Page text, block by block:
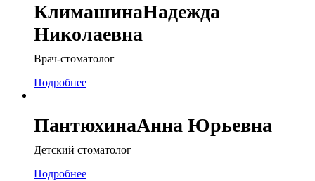
КлимашинаНадежда
Николаевна
Врач-стоматолог
Подробнее
ПантюхинаАнна Юрьевна
Детский стоматолог
Подробнее